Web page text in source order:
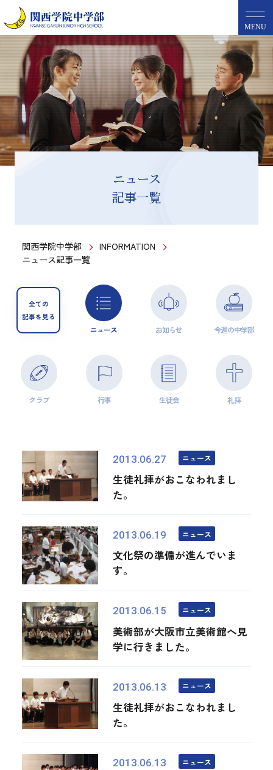
MENU
ニュース
記事一覧
関西学院中学部
INFORMATION
ニュース記事一覧
全ての
記事を見る
ニュース お知らせ 今週の中学部
クラブ 行事 生徒会 礼拝
2013.06.27 ニュース
生徒礼拝がおこなわれまし
た。
2013.06.19 ニュース
文化祭の準備が進んでいま
す。
2013.06.15 ニュース
美術部が大阪市立美術館へ見
学に行きました。
2013.06.13 ニュース
生徒礼拝がおこなわれまし
た。
2013.06.13 ニュース